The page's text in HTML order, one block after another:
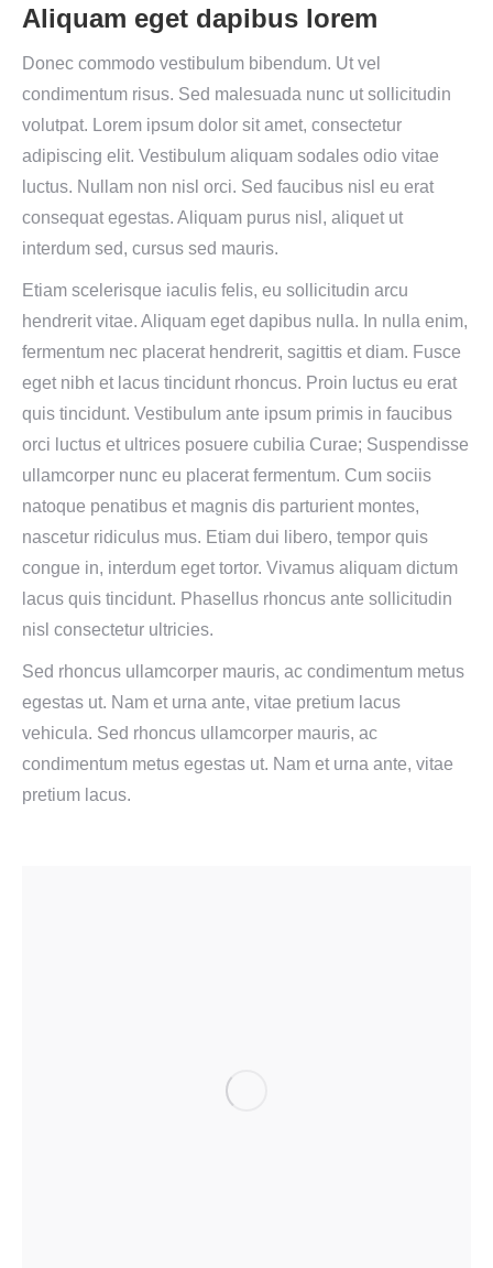
Aliquam eget dapibus lorem
Donec commodo vestibulum bibendum. Ut vel
condimentum risus. Sed malesuada nunc ut sollicitudin
volutpat. Lorem ipsum dolor sit amet, consectetur
adipiscing elit. Vestibulum aliquam sodales odio vitae
luctus. Nullam non nisl orci. Sed faucibus nisl eu erat
consequat egestas. Aliquam purus nisl, aliquet ut
interdum sed, cursus sed mauris.
Etiam scelerisque iaculis felis, eu sollicitudin arcu
hendrerit vitae. Aliquam eget dapibus nulla. In nulla enim,
fermentum nec placerat hendrerit, sagittis et diam. Fusce
eget nibh et lacus tincidunt rhoncus. Proin luctus eu erat
quis tincidunt. Vestibulum ante ipsum primis in faucibus
orci luctus et ultrices posuere cubilia Curae; Suspendisse
ullamcorper nunc eu placerat fermentum. Cum sociis
natoque penatibus et magnis dis parturient montes,
nascetur ridiculus mus. Etiam dui libero, tempor quis
congue in, interdum eget tortor. Vivamus aliquam dictum
lacus quis tincidunt. Phasellus rhoncus ante sollicitudin
nisl consectetur ultricies.
Sed rhoncus ullamcorper mauris, ac condimentum metus
egestas ut. Nam et urna ante, vitae pretium lacus
vehicula. Sed rhoncus ullamcorper mauris, ac
condimentum metus egestas ut. Nam et urna ante, vitae
pretium lacus.